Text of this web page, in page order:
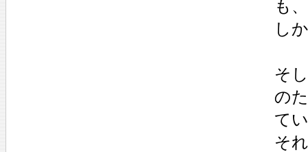
も
し
そ
の
て
そ